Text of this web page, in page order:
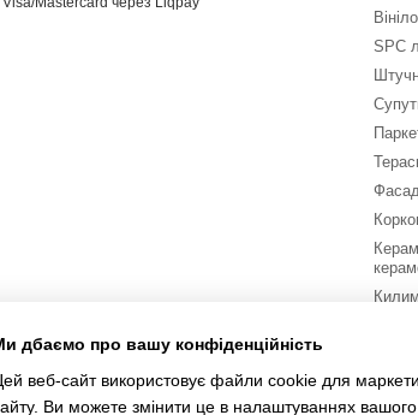
SPC
дбаємо про вашу конфіденційність
веб-сайт використовує файли cookie для
Ви можете змінити це в налаштуваннях